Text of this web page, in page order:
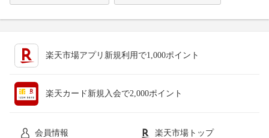
楽天市場アプリ新規利用で1,000ポイント
楽天カード新規入会で2,000ポイント
会員情報 楽天市場トップ